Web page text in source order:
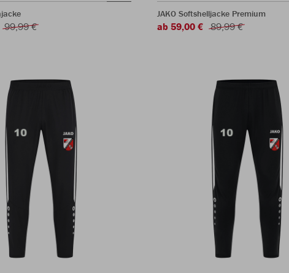
99,99 €
JAKO Softshelljacke Premium
ab 59,00 € 89,99 €